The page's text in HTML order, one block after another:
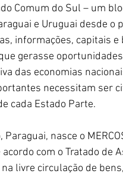
Comum do Sul – um
e Uruguai desde o
informações, capitais
gerasse
das economias
necessitam ser
cada Estado Parte.
Paraguai, nasce o
acordo com o Tratado
livre circulação de